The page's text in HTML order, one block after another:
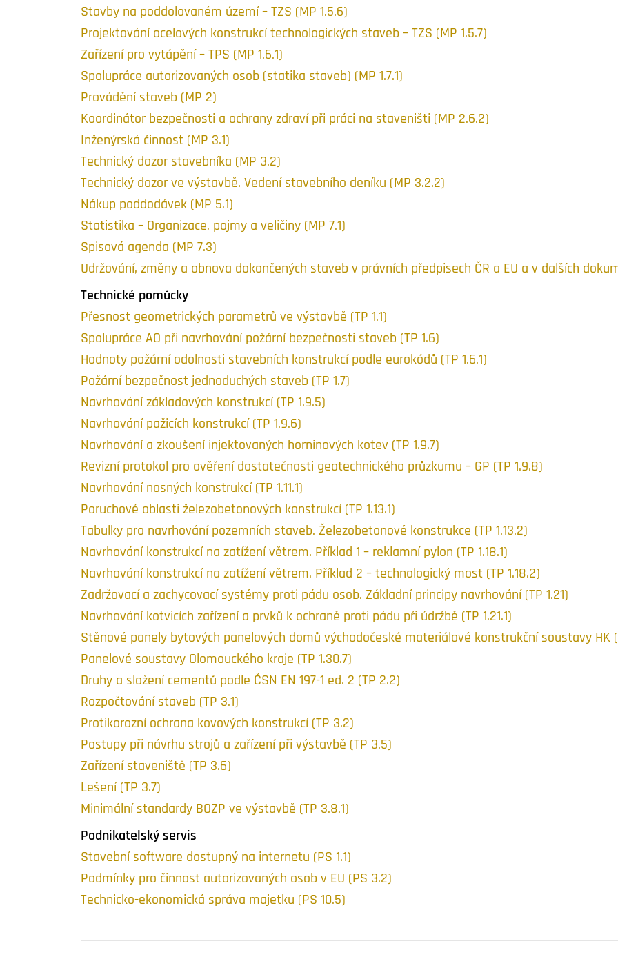
Stavby na poddolovaném území – TZS (MP 1.5.6)
Projektování ocelových konstrukcí technologických staveb – TZS (MP 1.5.7)
Zařízení pro vytápění – TPS (MP 1.6.1)
Spolupráce autorizovaných osob (statika staveb) (MP 1.7.1)
Provádění staveb (MP 2)
Koordinátor bezpečnosti a ochrany zdraví při práci na staveništi (MP 2.6.2)
Inženýrská činnost (MP 3.1)
Technický dozor stavebníka (MP 3.2)
Technický dozor ve výstavbě. Vedení stavebního deníku (MP 3.2.2)
Nákup poddodávek (MP 5.1)
Statistika – Organizace, pojmy a veličiny (MP 7.1)
Spisová agenda (MP 7.3)
Udržování, změny a obnova dokončených staveb v právních předpisech ČR a EU a v dalších
Technické pomůcky
Přesnost geometrických parametrů ve výstavbě (TP 1.1)
Spolupráce AO při navrhování požární bezpečnosti staveb (TP 1.6)
Hodnoty požární odolnosti stavebních konstrukcí podle eurokódů (TP 1.6.1)
Požární bezpečnost jednoduchých staveb (TP 1.7)
Navrhování základových konstrukcí (TP 1.9.5)
Navrhování pažicích konstrukcí (TP 1.9.6)
Navrhování a zkoušení injektovaných horninových kotev (TP 1.9.7)
Revizní protokol pro ověření dostatečnosti geotechnického průzkumu – GP (TP 1.9.8)
Navrhování nosných konstrukcí (TP 1.11.1)
Poruchové oblasti železobetonových konstrukcí (TP 1.13.1)
Tabulky pro navrhování pozemních staveb. Železobetonové konstrukce (TP 1.13.2)
Navrhování konstrukcí na zatížení větrem. Příklad 1 – reklamní pylon (TP 1.18.1)
Navrhování konstrukcí na zatížení větrem. Příklad 2 – technologický most (TP 1.18.2)
Zadržovací a zachycovací systémy proti pádu osob. Základní principy navrhování (TP 1.21)
Navrhování kotvicích zařízení a prvků k ochraně proti pádu při údržbě (TP 1.21.1)
Stěnové panely bytových panelových domů východočeské materiálové konstrukční soustavy HK
Panelové soustavy Olomouckého kraje (TP 1.30.7)
Druhy a složení cementů podle ČSN EN 197-1 ed. 2 (TP 2.2)
Rozpočtování staveb (TP 3.1)
Protikorozní ochrana kovových konstrukcí (TP 3.2)
Postupy při návrhu strojů a zařízení při výstavbě (TP 3.5)
Zařízení staveniště (TP 3.6)
Lešení (TP 3.7)
Minimální standardy BOZP ve výstavbě (TP 3.8.1)
Podnikatelský servis
Stavební software dostupný na internetu (PS 1.1)
Podmínky pro činnost autorizovaných osob v EU (PS 3.2)
Technicko-ekonomická správa majetku (PS 10.5)